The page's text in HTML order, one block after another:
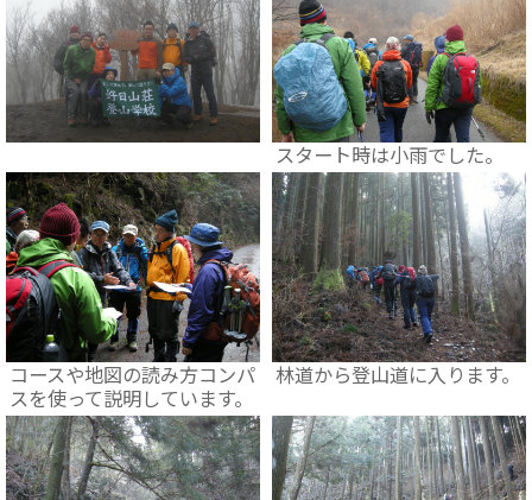
スタート時は小雨でした。
コースや地図の読み方コンパ
スを使って説明しています。
林道から登山道に入ります。